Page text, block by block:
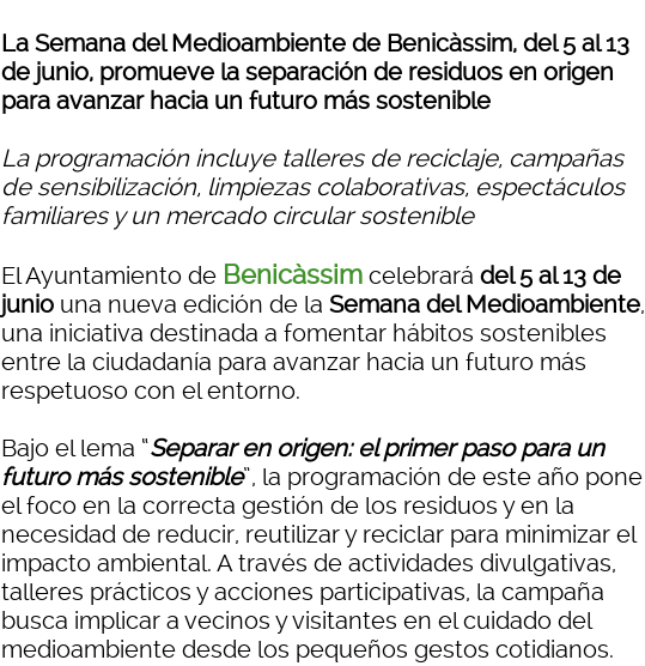
La Semana del Medioambiente de Benicàssim, del 5 al 13
de junio, promueve la separación de residuos en origen
para avanzar hacia un futuro más sostenible
La programación incluye talleres de reciclaje, campañas
de sensibilización, limpiezas colaborativas, espectáculos
familiares y un mercado circular sostenible
El Ayuntamiento de Benicàssim celebrará del 5 al 13 de
junio una nueva edición de la Semana del Medioambiente,
una iniciativa destinada a fomentar hábitos sostenibles
entre la ciudadanía para avanzar hacia un futuro más
respetuoso con el entorno.
Bajo el lema “Separar en origen: el primer paso para un
futuro más sostenible”, la programación de este año pone
el foco en la correcta gestión de los residuos y en la
necesidad de reducir, reutilizar y reciclar para minimizar el
impacto ambiental. A través de actividades divulgativas,
talleres prácticos y acciones participativas, la campaña
busca implicar a vecinos y visitantes en el cuidado del
medioambiente desde los pequeños gestos cotidianos.